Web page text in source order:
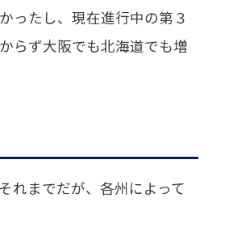
ったし、現在進行中の第３
らず大阪でも北海道でも増
れまでだが、各州によって